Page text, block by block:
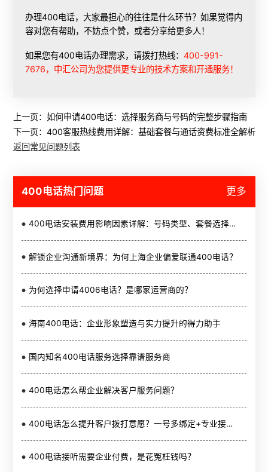
办理400电话，大家最担心的往往是什么环节？如果觉得内
容对您有帮助，不妨点个赞，或者分享给更多人！
如果您有400电话办理需求，请拨打热线：400-991-
7676，中汇公司为您提供更专业的技术方案和开通服务！
上一页： 如何申请400电话：选择服务商与号码的完整步骤指南
下一页： 400客服热线费用详解：基础套餐与通话资费标准全解析
返回常见问题列表
400电话热门问题 更多
400电话安装费用影响因素详解：号码类型、套餐选择与服务提供商
解锁企业沟通新境界：为何上海企业偏爱联通400电话？
为何选择申请4006电话？是哪家运营商的？
海南400电话：企业形象塑造与实力提升的得力助手
国内知名400电话服务选择靠谱服务商
400电话怎么帮企业解决客户服务问题？
400电话怎么提升客户拨打意愿？一号多绑定+专业接待是关键
400电话接听需要企业付费，是花冤枉钱吗？